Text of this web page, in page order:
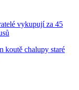
vykupují za 45
koutě chalupy staré